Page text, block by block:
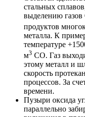
стальных
выделению газов
продуктов
металла. К
температуре
м3 CO. Газ
этому металл и
скорость
процессов. За
времени.
Пузыри оксида
параллельно